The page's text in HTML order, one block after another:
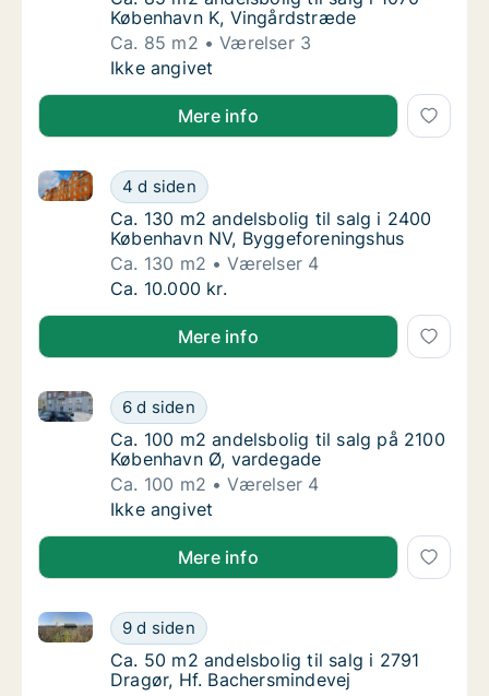
København K, Vingårdstræde
Ca. 85 m2
Værelser 3
Ca. 85 m2 andelsbolig til salg i 1070
Ikke angivet
Mere info
Ca. 130 m2 andelsbolig til salg i 2400
4 d siden
Ca. 130 m2 andelsbolig til salg i 2400 København
Ca. 130 m2 andelsbolig til salg i 2400
Ca. 130 m2 andelsbolig til salg i 2400
København NV, Byggeforeningshus
Ca. 130 m2
Værelser 4
Ca. 130 m2 andelsbolig til salg i 2400
Ca. 10.000 kr.
Mere info
Ca. 100 m2 andelsbolig til salg på 2100
6 d siden
Ca. 100 m2 andelsbolig til salg på 2100 København
Ca. 100 m2 andelsbolig til salg på 2100
Ca. 100 m2 andelsbolig til salg på 2100
København Ø, vardegade
Ca. 100 m2
Værelser 4
Ca. 100 m2 andelsbolig til salg på 2100
Ikke angivet
Mere info
Ca. 50 m2 andelsbolig til salg i 2791
9 d siden
Ca. 50 m2 andelsbolig til salg i 2791 Dragør, Hf.
Ca. 50 m2 andelsbolig til salg i 2791
Ca. 50 m2 andelsbolig til salg i 2791
Dragør, Hf. Bachersmindevej